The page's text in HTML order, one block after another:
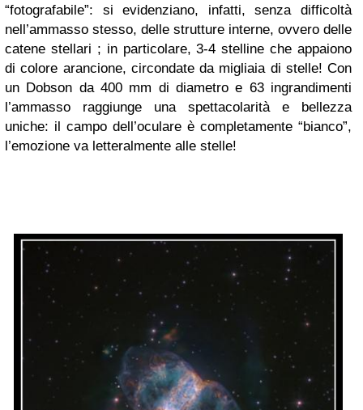
“fotografabile”: si evidenziano, infatti, senza difficoltà
nell’ammasso stesso, delle strutture interne, ovvero delle
catene stellari ; in particolare, 3-4 stelline che appaiono
di colore arancione, circondate da migliaia di stelle! Con
un Dobson da 400 mm di diametro e 63 ingrandimenti
l’ammasso raggiunge una spettacolarità e bellezza
uniche: il campo dell’oculare è completamente “bianco”,
l’emozione va letteralmente alle stelle!